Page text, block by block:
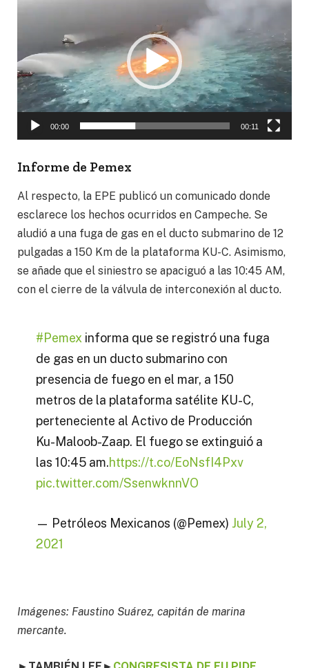
de
00:00 00:11
Informe de Pemex
Al respecto, la EPE publicó un comunicado donde
esclarece los hechos ocurridos en Campeche. Se
aludió a una fuga de gas en el ducto submarino de 12
pulgadas a 150 Km de la plataforma KU-C. Asimismo,
se añade que el siniestro se apaciguó a las 10:45 AM,
con el cierre de la válvula de interconexión al ducto.
#Pemexinforma que se registró una fuga
de gas en un ducto submarino con
presencia de fuego en el mar, a 150
metros de la plataforma satélite KU-C,
perteneciente al Activo de Producción
Ku-Maloob-Zaap. El fuego se extinguió a
las 10:45 am.https://t.co/EoNsfI4Pxv
pic.twitter.com/SsenwknnVO
— Petróleos Mexicanos (@Pemex) July 2,
2021
Imágenes: Faustino Suárez, capitán de marina
mercante.